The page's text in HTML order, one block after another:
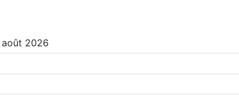
août 2026